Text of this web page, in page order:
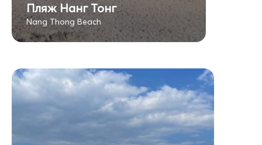
Пляж Нанг Тонг
Nang Thong Beach